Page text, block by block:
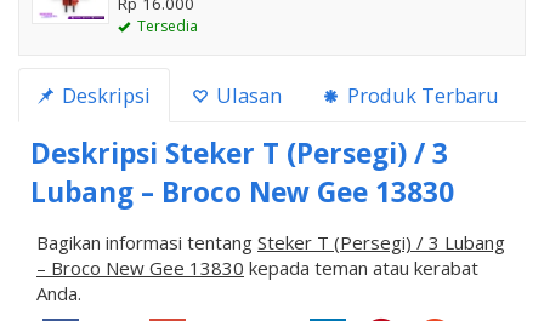
Tersedia
Deskripsi Ulasan Produk Terbaru
Deskripsi Steker T (Persegi) / 3
Lubang – Broco New Gee 13830
Bagikan informasi tentang Steker T (Persegi) / 3 Lubang
– Broco New Gee 13830 kepada teman atau kerabat
Anda.